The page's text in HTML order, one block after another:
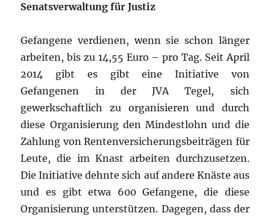
Senatsverwaltung für Justiz
Gefangene verdienen, wenn sie schon länger
arbeiten, bis zu 14,55 Euro – pro Tag. Seit April
2014 gibt es gibt eine Initiative von
Gefangenen in der JVA Tegel, sich
gewerkschaftlich zu organisieren und durch
diese Organisierung den Mindestlohn und die
Zahlung von Rentenversicherungsbeiträgen für
Leute, die im Knast arbeiten durchzusetzen.
Die Initiative dehnte sich auf andere Knäste aus
und es gibt etwa 600 Gefangene, die diese
Organisierung unterstützen. Dagegen, dass der